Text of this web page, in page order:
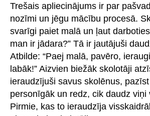
Trešais apliecinājums ir par
nozīmi un jēgu mācību procesā.
svarīgi paiet malā un ļaut
man ir jādara?” Tā ir jautājuši
Atbilde: “Paej malā, pavēro,
labāk!” Aizvien biežāk skolotāji
ieraudzījuši savus skolēnus,
personīgāk un redz, cik daudz viņi
Pirmie, kas to ieraudzīja